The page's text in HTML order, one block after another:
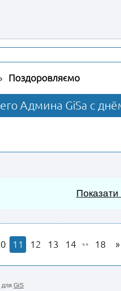
Поздоровляємо
Админа GiSа с
Показати
11 12 13 14 •• 18
для GiS